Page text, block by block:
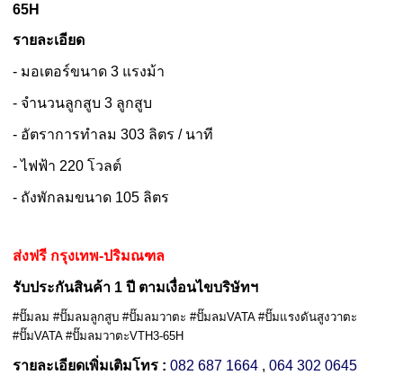
65H
รายละเอียด
- มอเตอร์ขนาด 3 แรงม้า
- จำนวนลูกสูบ 3 ลูกสูบ
- อัตราการทำลม 303 ลิตร / นาที
- ไฟฟ้า 220 โวลต์
- ถังพักลมขนาด 105 ลิตร
ส่งฟรี กรุงเทพ-ปริมณฑล
รับประกันสินค้า 1 ปี ตามเงื่อนไขบริษัทฯ
#ปั๊มลม #ปั๊มลมลูกสูบ #ปั๊มลมวาตะ #ปั๊มลมVATA #ปั๊มแรงดันสูงวาตะ
#ปั๊มVATA #ปั๊มลมวาตะVTH3-65H
รายละเอียดเพิ่มเติมโทร :082 687 1664 ,064 302 0645